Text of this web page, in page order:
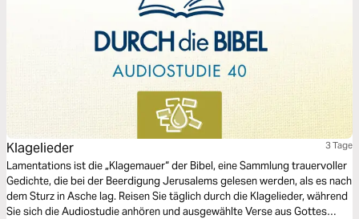
Klagelieder 3 Tage
Lamentations ist die „Klagemauer“ der Bibel, eine Sammlung trauervoller
Gedichte, die bei der Beerdigung Jerusalems gelesen werden, als es nach
dem Sturz in Asche lag. Reisen Sie täglich durch die Klagelieder, während
Sie sich die Audiostudie anhören und ausgewählte Verse aus Gottes